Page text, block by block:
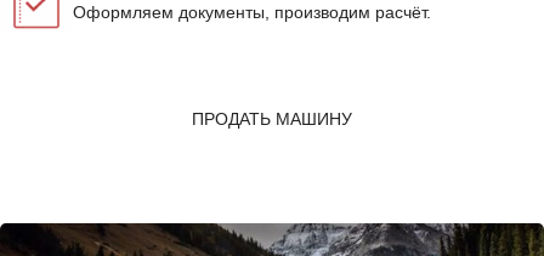
Оформляем документы, производим расчёт.
ПРОДАТЬ МАШИНУ